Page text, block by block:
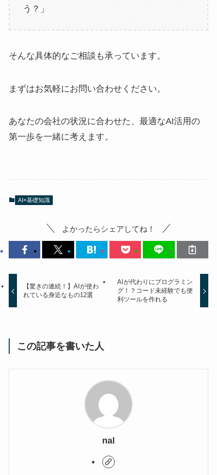
う？」
そんな具体的なご相談も承っています。
まずはお気軽にお問い合わせください。
あなたの会社の状況に合わせた、最適なAI活用の
第一歩を一緒に考えます。
AI×基礎知識
よかったらシェアしてね！
【驚きの連続！】AIが使わ
れている身近なもの12選
AIが代わりにプログラミン
グ！？コード未経験でも便
利ツールを作れる
この記事を書いた人
nal